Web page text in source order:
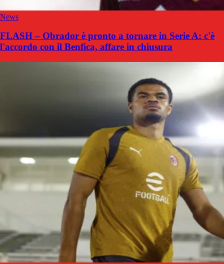
News
FLASH – Obrador è pronto a tornare in Serie A: c'è
l'accordo con il Benfica, affare in chiusura